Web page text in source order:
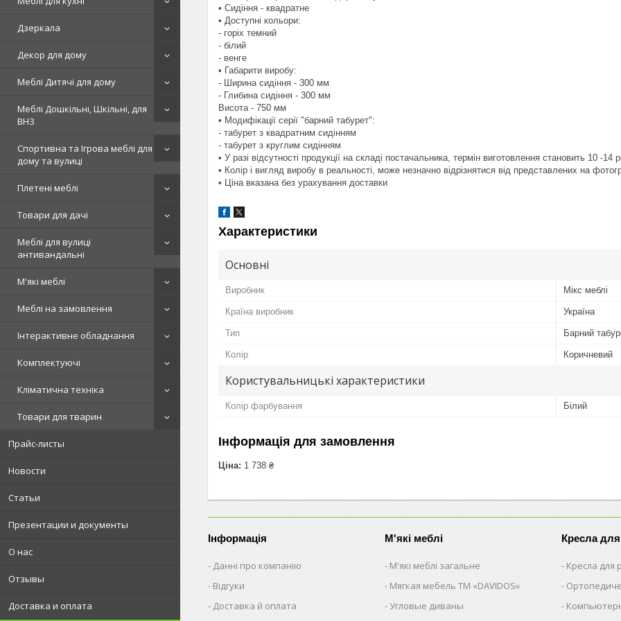
Дзеркала
Декор для дому
Меблі Дитячі для дому
Меблі Дошкільні, Шкільні, для
ВНЗ
Спортивна та Ігрова меблі для
дому та вулиці
Плетені меблі
Товари для дачі
Меблі для вулиці
антивандальні
М'які меблі
Меблі на замовлення
Інтерактивне обладнання
Комплектуючі
Кліматична техніка
Товари для тварин
Прайс-листы
Новости
Статьи
Презентации и документы
О нас
Отзывы
Доставка и оплата
• Сидіння - квадратне
• Доступні кольори:
- горіх темний
- білий
- венге
• Габарити виробу:
- Ширина сидіння - 300 мм
- Глибина сидіння - 300 мм
Висота - 750 мм
• Модифікації серії "барний табурет":
- табурет з квадратним сидінням
- табурет з круглим сидінням
• У разі відсутності продукції на складі постачальника, термін виготовлення становить 10 -14
• Колір і вигляд виробу в реальності, може незначно відрізнятися від представлених на
• Ціна вказана без урахування доставки
Характеристики
Основні
Виробник Мікс меблі
Країна виробник Україна
Тип Барний
Колір Коричневий
Користувальницькі характеристики
Колір фарбування Білий
Інформація для замовлення
Ціна: 1 738 ₴
Інформація
Данні про компанію
Відгуки
Доставка й оплата
М'які меблі
М'які меблі загальне
Мягкая мебель ТМ «DAVIDOS»
Угловые диваны
Кресла
Кресла для